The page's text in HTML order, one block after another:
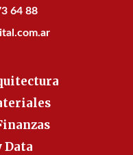
64 88
Data